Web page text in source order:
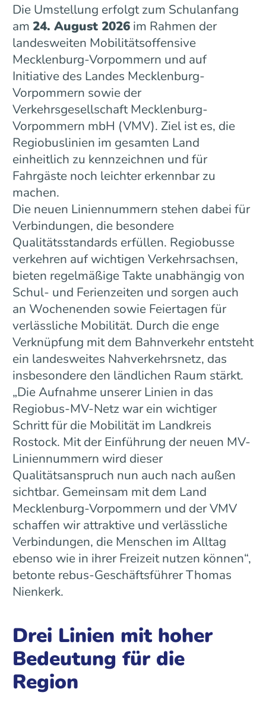
Die Umstellung erfolgt zum Schulanfang
am 24. August 2026im Rahmen der
landesweiten Mobilitätsoffensive
Mecklenburg-Vorpommern und auf
Initiative des Landes Mecklenburg-
Vorpommern sowie der
Verkehrsgesellschaft Mecklenburg-
Vorpommern mbH (VMV). Ziel ist es, die
Regiobuslinien im gesamten Land
einheitlich zu kennzeichnen und für
Fahrgäste noch leichter erkennbar zu
machen.
Die neuen Liniennummern stehen dabei für
Verbindungen, die besondere
Qualitätsstandards erfüllen. Regiobusse
verkehren auf wichtigen Verkehrsachsen,
bieten regelmäßige Takte unabhängig von
Schul- und Ferienzeiten und sorgen auch
an Wochenenden sowie Feiertagen für
verlässliche Mobilität. Durch die enge
Verknüpfung mit dem Bahnverkehr entsteht
ein landesweites Nahverkehrsnetz, das
insbesondere den ländlichen Raum stärkt.
„Die Aufnahme unserer Linien in das
Regiobus-MV-Netz war ein wichtiger
Schritt für die Mobilität im Landkreis
Rostock. Mit der Einführung der neuen MV-
Liniennummern wird dieser
Qualitätsanspruch nun auch nach außen
sichtbar. Gemeinsam mit dem Land
Mecklenburg-Vorpommern und der VMV
schaffen wir attraktive und verlässliche
Verbindungen, die Menschen im Alltag
ebenso wie in ihrer Freizeit nutzen können“,
betonte rebus-Geschäftsführer Thomas
Nienkerk.
Drei Linien mit hoher
Bedeutung für die
Region